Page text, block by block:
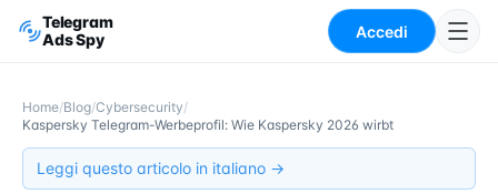
Telegram
Ads Spy
Accedi
Home/Blog/Cybersecurity/
Kaspersky Telegram-Werbeprofil: Wie Kaspersky 2026 wirbt
Leggi questo articolo in italiano →